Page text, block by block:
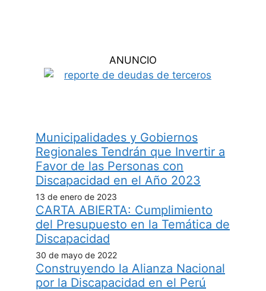
ANUNCIO
Municipalidades y Gobiernos
Regionales Tendrán que Invertir a
Favor de las Personas con
Discapacidad en el Año 2023
13 de enero de 2023
CARTA ABIERTA: Cumplimiento
del Presupuesto en la Temática de
Discapacidad
30 de mayo de 2022
Construyendo la Alianza Nacional
por la Discapacidad en el Perú